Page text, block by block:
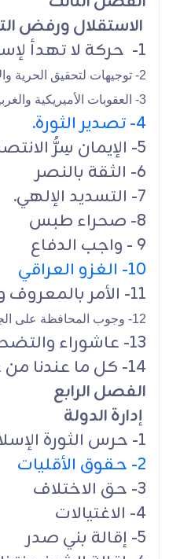
الاستقلال ورفض
1- حركة لا تهدأ لإسقاط الشاه
2- توجيهات لتحقيق الحرية والاستقلال
3- العقوبات الأميريكية والغربية
4- تصدير الثورة.
5- الإيمان سِرُّ الانتصار
6- الثقة بالنصر
7- التسديد الإلهي.
8- صحراء طبس
9 - واجب الدفاع
10- الغزو العراقي
11- الأمر بالمعروف والنهي عن المنكر
12- وجوب المحافظة على الجمهورية الإسلامية
13- عاشوراء والتضحية
14- كل ما عندنا من عاشوراء
الفصل الرابع
إدارة الدولة
1- حرس الثورة الإسلامية
2- حقوق الأقليات
3- حق الاختلاف
4- الاغتيالات
5- إقالة بني صدر